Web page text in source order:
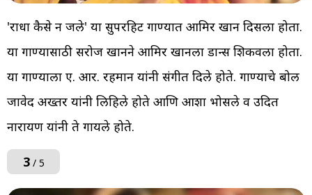
'राधा कैसे न जले' या सुपरहिट गाण्यात आमिर खान दिसला होता.
या गाण्यासाठी सरोज खानने आमिर खानला डान्स शिकवला होता.
या गाण्याला ए. आर. रहमान यांनी संगीत दिले होते. गाण्याचे बोल
जावेद अख्तर यांनी लिहिले होते आणि आशा भोसले व उदित
नारायण यांनी ते गायले होते.
3/ 5